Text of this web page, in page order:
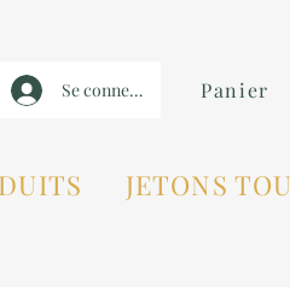
Se connecter Panier
JETONS